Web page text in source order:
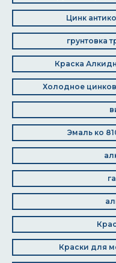
Цинк
грунтовка
Краска
Холодное
Эмаль ко
Краски для